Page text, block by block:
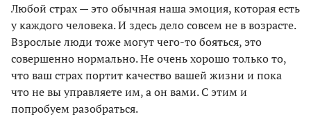
Любой страх — это обычная наша эмоция, которая есть
у каждого человека. И здесь дело совсем не в возрасте.
Взрослые люди тоже могут чего-то бояться, это
совершенно нормально. Не очень хорошо только то,
что ваш страх портит качество вашей жизни и пока
что не вы управляете им, а он вами. С этим и
попробуем разобраться.